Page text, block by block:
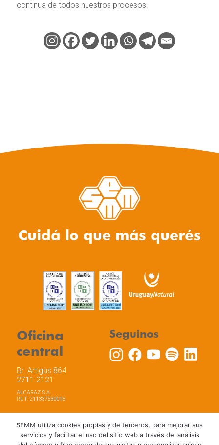
continua de todos nuestros procesos.
Cuidá lo que más querés
Oficina
central
Br. Artigas 864
2711 2121
ALCARAZ S.A
RUT: 211337530015
Seguinos
SEMM utiliza cookies propias y de terceros, para mejorar sus
servicios y facilitar el uso del sitio web a través del análisis